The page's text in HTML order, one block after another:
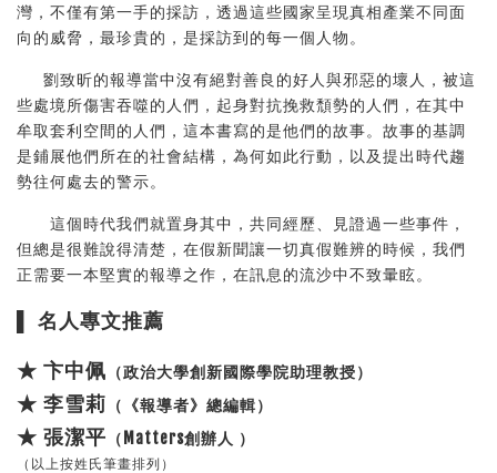
灣，不僅有第一手的採訪，透過這些國家呈現真相產業不同面
向的威脅，最珍貴的，是採訪到的每一個人物。
劉致昕的報導當中沒有絕對善良的好人與邪惡的壞人，被這
些處境所傷害吞噬的人們，起身對抗挽救頹勢的人們，在其中
牟取套利空間的人們，這本書寫的是他們的故事。故事的基調
是鋪展他們所在的社會結構，為何如此行動，以及提出時代趨
勢往何處去的警示。
這個時代我們就置身其中，共同經歷、見證過一些事件，
但總是很難說得清楚，在假新聞讓一切真假難辨的時候，我們
正需要一本堅實的報導之作，在訊息的流沙中不致暈眩。
▌ 名人專文推薦
★ 卞中佩 （政治大學創新國際學院助理教授）
★ 李雪莉 （《報導者》總編輯）
★ 張潔平 （Matters創辦人 ）
（以上按姓氏筆畫排列）